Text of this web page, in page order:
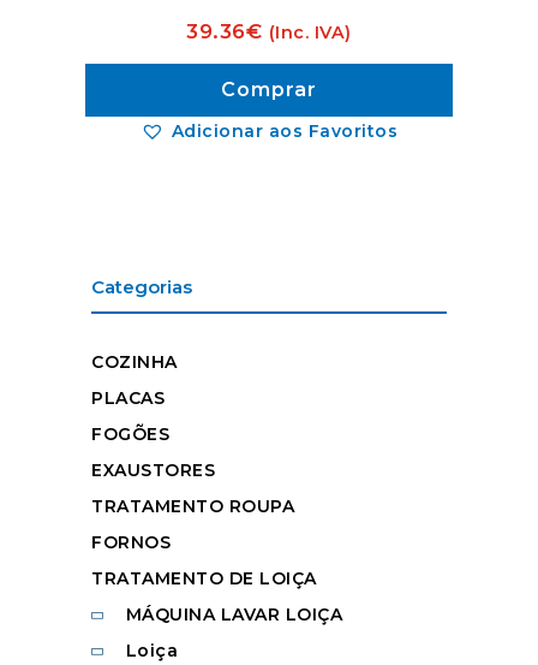
Adicionar aos Favoritos
39.36€ (Inc. IVA)
Comprar
Categorias
COZINHA
PLACAS
FOGÕES
EXAUSTORES
TRATAMENTO ROUPA
FORNOS
TRATAMENTO DE LOIÇA
MÁQUINA LAVAR LOIÇA
Loiça